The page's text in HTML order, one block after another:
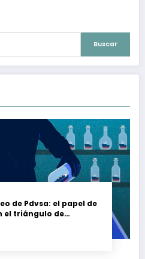
Buscar
de Pdvsa: el papel de
el triángulo de